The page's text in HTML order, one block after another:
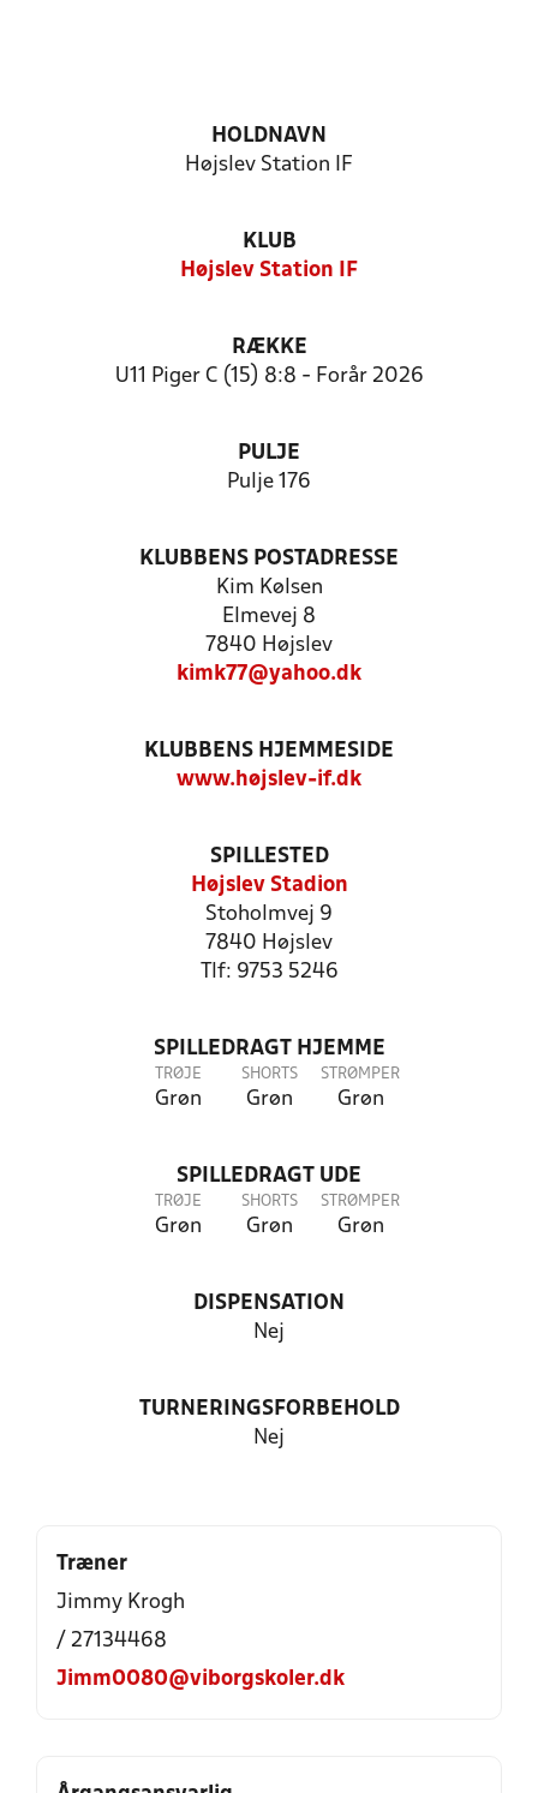
HOLDNAVN
Højslev Station IF
KLUB
Højslev Station IF
RÆKKE
U11 Piger C (15) 8:8 - Forår 2026
PULJE
Pulje 176
KLUBBENS POSTADRESSE
Kim Kølsen
Elmevej 8
7840 Højslev
kimk77@yahoo.dk
KLUBBENS HJEMMESIDE
www.højslev-if.dk
SPILLESTED
Højslev Stadion
Stoholmvej 9
7840 Højslev
Tlf: 9753 5246
SPILLEDRAGT HJEMME
TRØJE
Grøn
SHORTS
Grøn
STRØMPER
Grøn
SPILLEDRAGT UDE
TRØJE
Grøn
SHORTS
Grøn
STRØMPER
Grøn
DISPENSATION
Nej
TURNERINGSFORBEHOLD
Nej
Træner
Jimmy Krogh
/ 27134468
Jimm0080@viborgskoler.dk